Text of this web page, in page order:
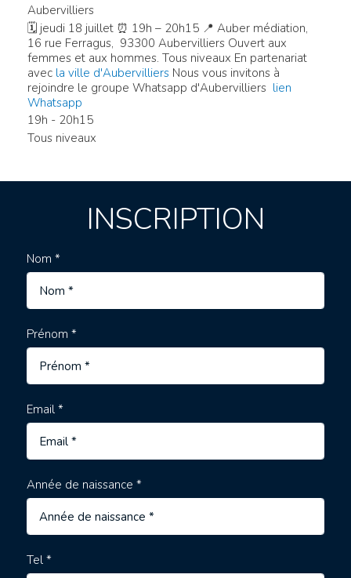
Aubervilliers
🗓 jeudi 18 juillet ⏰ 19h – 20h15 📍 Auber médiation,
16 rue Ferragus, 93300 Aubervilliers Ouvert aux
femmes et aux hommes. Tous niveaux En partenariat
avec la ville d'Aubervilliers Nous vous invitons à
rejoindre le groupe Whatsapp d'Aubervilliers lien
Whatsapp
19h - 20h15
Tous niveaux
INSCRIPTION
Nom *
Prénom *
Email *
Année de naissance *
Tel *